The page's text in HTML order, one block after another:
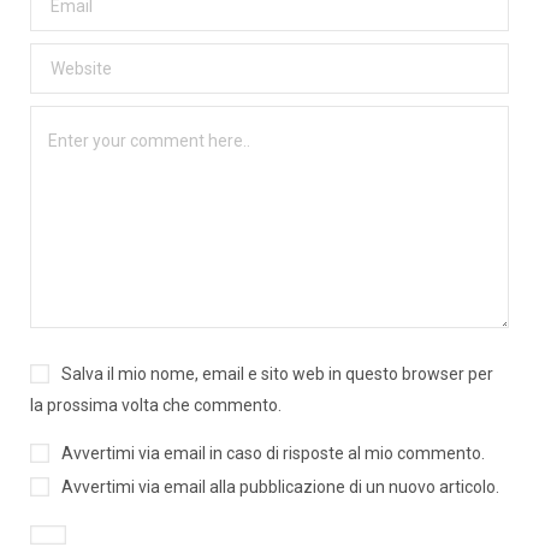
Salva il mio nome, email e sito web in questo browser per
la prossima volta che commento.
Avvertimi via email in caso di risposte al mio commento.
Avvertimi via email alla pubblicazione di un nuovo articolo.